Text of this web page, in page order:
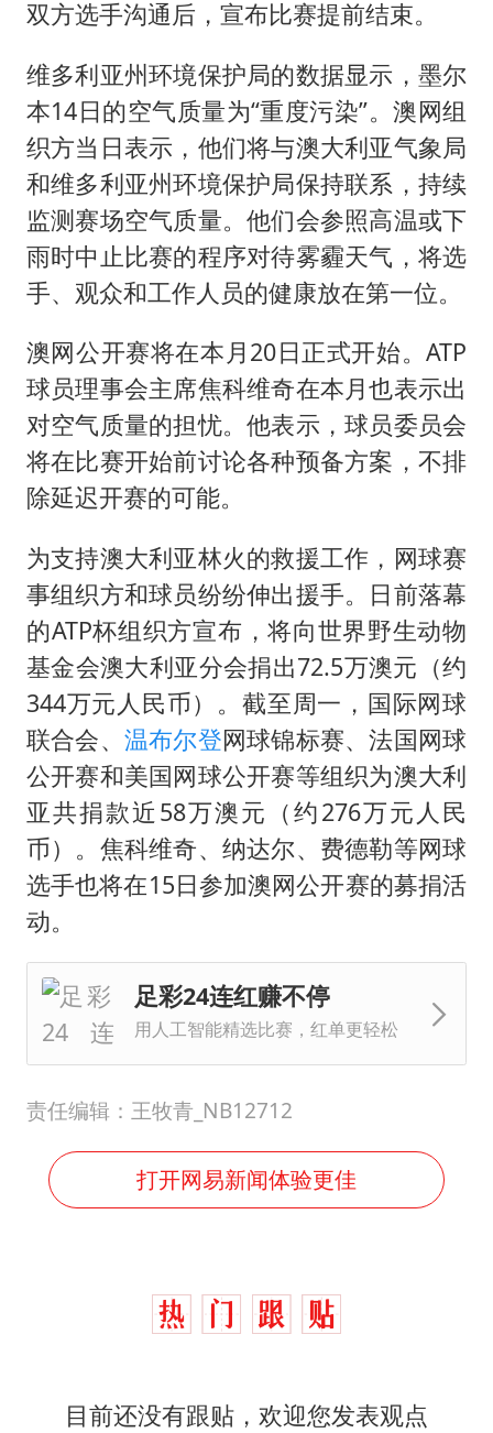
双方选手沟通后，宣布比赛提前结束。
维多利亚州环境保护局的数据显示，墨尔
本14日的空气质量为“重度污染”。澳网组
织方当日表示，他们将与澳大利亚气象局
和维多利亚州环境保护局保持联系，持续
监测赛场空气质量。他们会参照高温或下
雨时中止比赛的程序对待雾霾天气，将选
手、观众和工作人员的健康放在第一位。
澳网公开赛将在本月20日正式开始。ATP
球员理事会主席焦科维奇在本月也表示出
对空气质量的担忧。他表示，球员委员会
将在比赛开始前讨论各种预备方案，不排
除延迟开赛的可能。
为支持澳大利亚林火的救援工作，网球赛
事组织方和球员纷纷伸出援手。日前落幕
的ATP杯组织方宣布，将向世界野生动物
基金会澳大利亚分会捐出72.5万澳元（约
344万元人民币）。截至周一，国际网球
联合会、 温布尔登网球锦标赛、法国网球
公开赛和美国网球公开赛等组织为澳大利
亚共捐款近58万澳元（约276万元人民
币）。焦科维奇、纳达尔、费德勒等网球
选手也将在15日参加澳网公开赛的募捐活
动。
足彩24连红赚不停
用人工智能精选比赛，红单更轻松
责任编辑：王牧青_NB12712
打开网易新闻体验更佳
目前还没有跟贴，欢迎您发表观点